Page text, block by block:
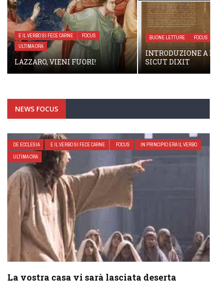
BUONE LETTURE FOCUS ULTIMA ORA
INTRODUZIONE A RESURREXIT
SICUT DIXIT
FOCUS I MIEI LIBRI
RESURREXIT
DALLA TOMBA
NEWS FOCUS
DE ECCLESIA E IL VERBO SI FECE CARNE FOCUS
IN PRINCIPIO ERA IL VERBO
ULTIMA ORA
La vostra casa vi sarà lasciata deserta